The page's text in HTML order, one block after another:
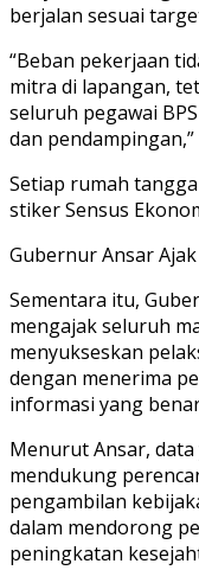
berjalan sesuai
“Beban pekerjaan
mitra di lapangan,
seluruh pegawai
dan
Setiap rumah
stiker Sensus
Gubernur Ansar
Sementara itu,
mengajak seluruh
menyukseskan
dengan menerima
informasi yang
Menurut Ansar,
mendukung
pengambilan
dalam mendorong
peningkatan